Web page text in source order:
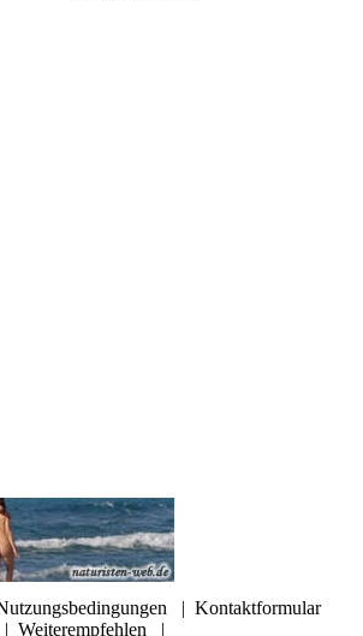
| Kontaktformular
| Weiterempfehlen |